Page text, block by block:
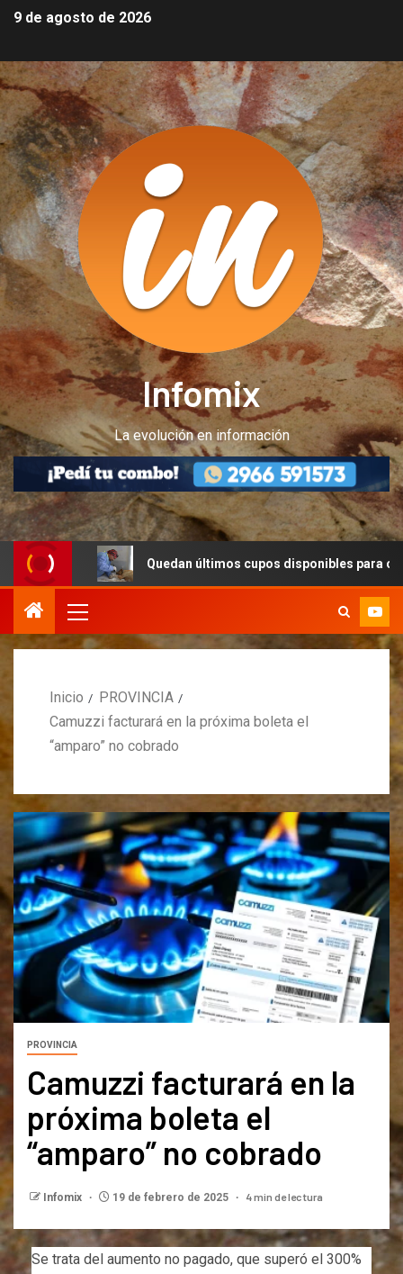
9 de agosto de 2026
Infomix
La evolución en información
Quedan últimos cupos disponibles para castraciones
Inicio
PROVINCIA
Camuzzi facturará en la próxima boleta el
“amparo” no cobrado
PROVINCIA
Camuzzi facturará en la
próxima boleta el
“amparo” no cobrado
Infomix 19 de febrero de 2025 4 min de lectura
Se trata del aumento no pagado, que superó el 300%